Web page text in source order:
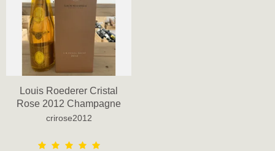
Louis Roederer Cristal
Rose 2012 Champagne
crirose2012